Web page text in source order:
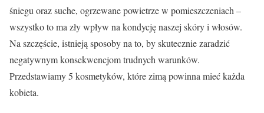
śniegu oraz suche, ogrzewane powietrze w pomieszczeniach –
wszystko to ma zły wpływ na kondycję naszej skóry i włosów.
Na szczęście, istnieją sposoby na to, by skutecznie zaradzić
negatywnym konsekwencjom trudnych warunków.
Przedstawiamy 5 kosmetyków, które zimą powinna mieć każda
kobieta.